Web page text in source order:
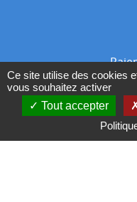
Ce site utilise des cookies
vous souhaitez activer
Tout accepter